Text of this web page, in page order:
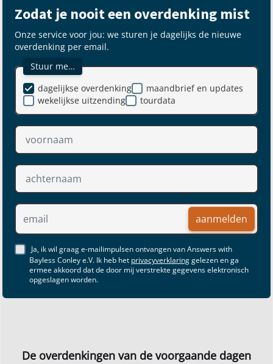
Zodat je nooit een overdenking mist
Onze service voor jou: we sturen je dagelijks de nieuwe
overdenking per email.
Stuur me…
maandbrief en updates
dagelijkse overdenking
wekelijkse uitzending
tourdata
aanmelden
Ja, ik wil graag e-mailimpulsen ontvangen van Answers with
Bayless Conley e.V. Ik heb het privacyverklaringgelezen en ga
ermee akkoord dat de door mij verstrekte gegevens elektronisch
opgeslagen worden.
De overdenkingen van de voorgaande dagen